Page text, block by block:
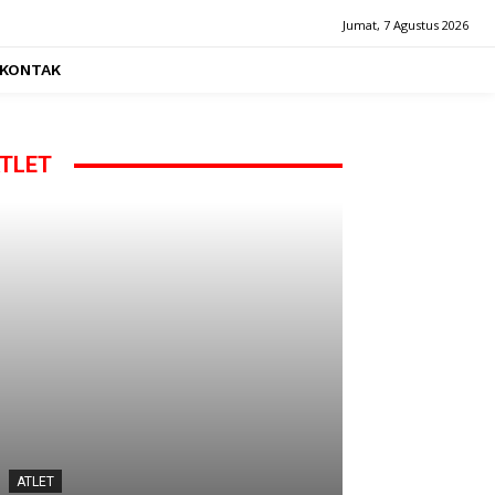
Jumat, 7 Agustus 2026
ATLET